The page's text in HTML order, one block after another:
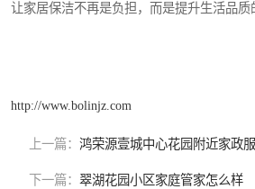
让家居保洁不再是负担，而是提升生活品质
http://www.bolinjz.com
上一篇： 鸿荣源壹城中心花园附近家政
下一篇： 翠湖花园小区家庭管家怎么样